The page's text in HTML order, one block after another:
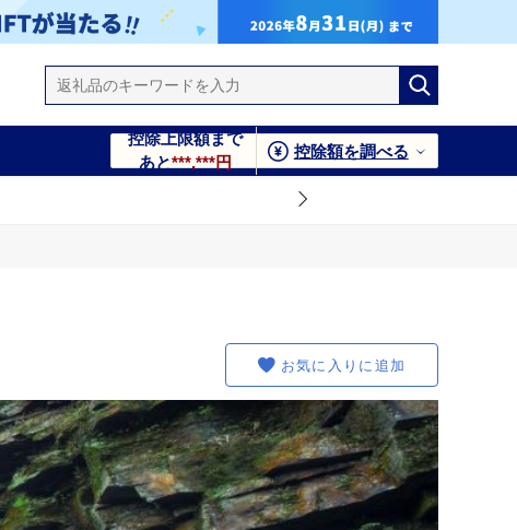
控除上限額まで
あと***,***円
控除額を調べる
お気に入りに追加